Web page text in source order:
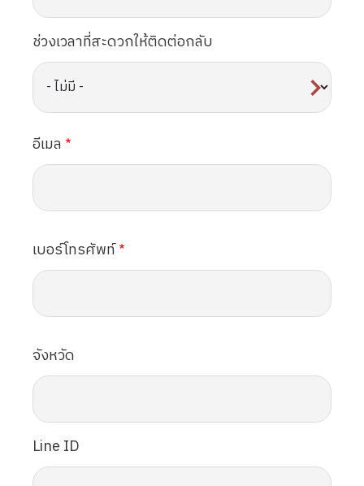
ช่วงเวลาที่สะดวกให้ติดต่อกลับ
อีเมล
เบอร์โทรศัพท์
จังหวัด
Line ID